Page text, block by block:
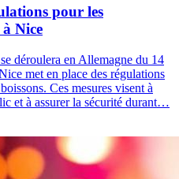
pour les
à Nice
déroulera en Allemagne du 14
met en place des régulations
Ces mesures visent à
et à assurer la sécurité durant…